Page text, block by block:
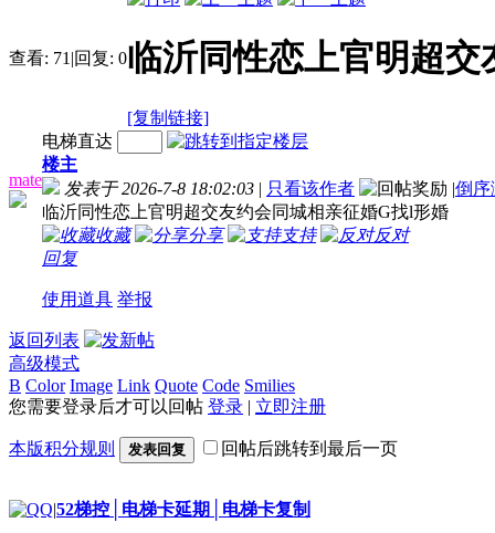
查看: 71 |回复: 0临沂同性恋上官明超
[复制链接]
mate
电梯直达
楼主
发表于 2026-7-8 18:02:03 | 只看该作者 |倒序
临沂同性恋上官明超交友约会同城相亲征婚G找l形婚
收藏
分享 支持
反对
回复
使用道具 举报
返回列表
高级模式
B Color Image Link Quote Code Smilies
您需要登录后才可以回帖 登录 | 立即注册
本版积分规则 发表回复 回帖后跳转到最后一页
|52梯控│电梯卡延期│电梯卡复制